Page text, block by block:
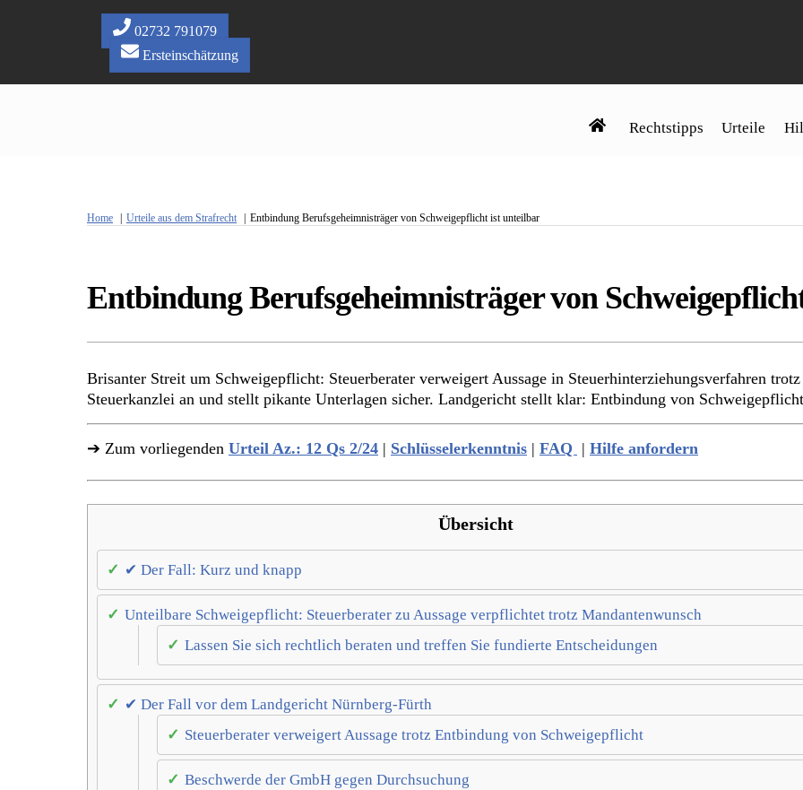
02732 791079
Ersteinschätzung
Rechtstipps Urteile
Home Urteile aus dem Strafrecht Entbindung Berufsgeheimnisträger von Schweigepflicht ist unteilbar
Entbindung Berufsgeheimnisträger von
Brisanter Streit um Schweigepflicht: Steuerberater verweigert Aussage in Steuerhinterziehungsverfahren
Steuerkanzlei an und stellt pikante Unterlagen sicher. Landgericht stellt klar: Entbindung von
➔ Zum vorliegenden Urteil Az.: 12 Qs 2/24 | Schlüsselerkenntnis | FAQ | Hilfe anfordern
Übersicht
✔ Der Fall: Kurz und knapp
Unteilbare Schweigepflicht: Steuerberater zu Aussage verpflichtet trotz Mandantenwunsch
Lassen Sie sich rechtlich beraten und treffen Sie fundierte Entscheidungen
✔ Der Fall vor dem Landgericht Nürnberg-Fürth
Steuerberater verweigert Aussage trotz Entbindung von Schweigepflicht
Beschwerde der GmbH gegen Durchsuchung